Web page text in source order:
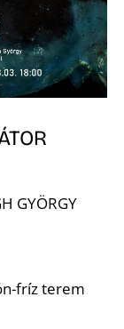
GYÖRGY
fríz terem